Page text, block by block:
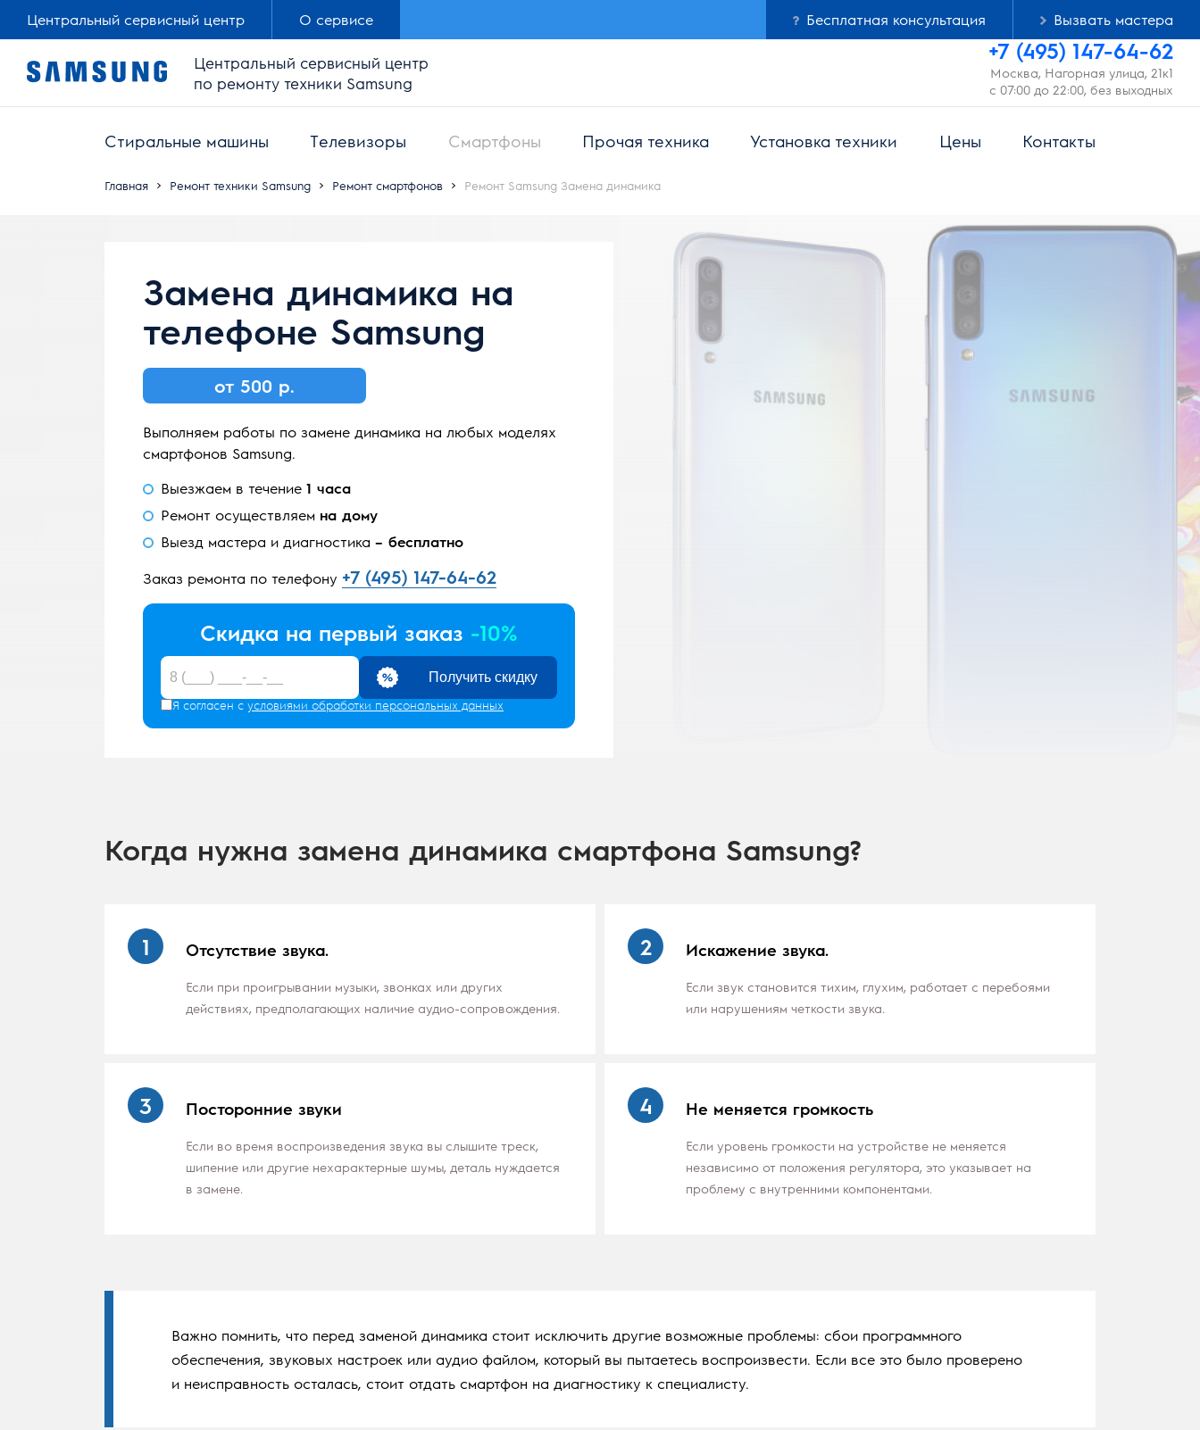
Центральный сервисный центр О сервисе Бесплатная консультация Вызвать мастера
Центральный сервисный центр
по ремонту техники Samsung
+7 (495) 147-64-62
Москва, Нагорная улица, 21к1
с 07:00 до 22:00, без выходных
Стиральные машины Телевизоры Смартфоны Прочая техника Установка техники Цены Контакты
Главная Ремонт техники Samsung Ремонт смартфонов Ремонт Samsung Замена динамика
Замена динамика на
телефоне Samsung
от 500 р.
Выполняем работы по замене динамика на любых моделях
смартфонов Samsung.
Выезжаем в течение 1 часа
Ремонт осуществляем на дому
Выезд мастера и диагностика – бесплатно
Заказ ремонта по телефону +7 (495) 147-64-62
Скидка на первый заказ -10%
Получить скидку
Я согласен с условиями обработки персональных данных
Когда нужна замена динамика смартфона Samsung?
1 Отсутствие звука.
Если при проигрывании музыки, звонках или других
действиях, предполагающих наличие аудио-сопровождения.
2 Искажение звука.
Если звук становится тихим, глухим, работает с перебоями
или нарушениям четкости звука.
3 Посторонние звуки
Если во время воспроизведения звука вы слышите треск,
шипение или другие нехарактерные шумы, деталь нуждается
в замене.
4 Не меняется громкость
Если уровень громкости на устройстве не меняется
независимо от положения регулятора, это указывает на
проблему с внутренними компонентами.
Важно помнить, что перед заменой динамика стоит исключить другие возможные проблемы: сбои программного
обеспечения, звуковых настроек или аудио файлом, который вы пытаетесь воспроизвести. Если все это было проверено
и неисправность осталась, стоит отдать смартфон на диагностику к специалисту.